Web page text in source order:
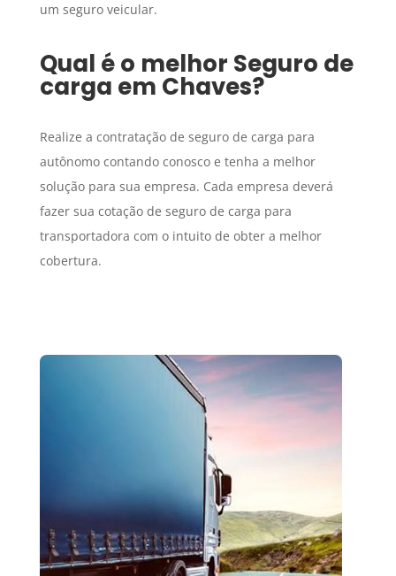
um seguro veicular.
Qual é o melhor Seguro de
carga em Chaves?
Realize a contratação de seguro de carga para
autônomo contando conosco e tenha a melhor
solução para sua empresa. Cada empresa deverá
fazer sua cotação de seguro de carga para
transportadora com o intuito de obter a melhor
cobertura.